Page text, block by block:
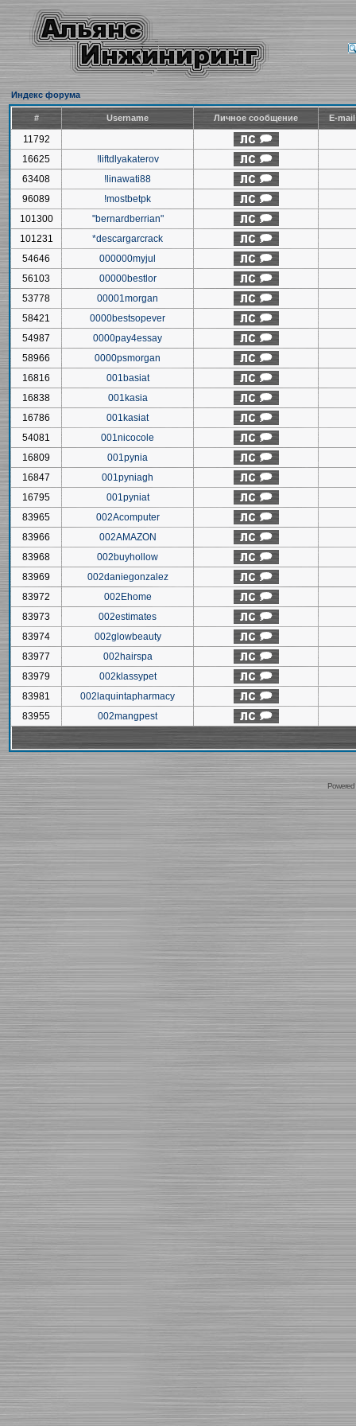
Индекс форума
# Username Личное сообщение E-
11792
16625
!liftdlyakaterov
63408
!linawati88
96089
!mostbetpk
101300
"bernardberrian"
101231
*descargarcrack
54646
000000myjul
56103
00000bestlor
53778
00001morgan
58421
0000bestsopever
54987
0000pay4essay
58966
0000psmorgan
16816
001basiat
16838
001kasia
16786
001kasiat
54081
001nicocole
16809
001pynia
16847
001pyniagh
16795
001pyniat
83965
002Acomputer
83966
002AMAZON
83968
002buyhollow
83969
002daniegonzalez
83972
002Ehome
83973
002estimates
83974
002glowbeauty
83977
002hairspa
83979
002klassypet
83981
002laquintapharmacy
83955
002mangpest